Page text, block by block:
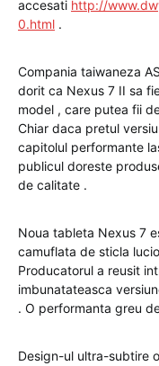
accesati http://
0.html .
Compania taiwaneza
dorit ca Nexus 7 II sa
model , care putea fii
Chiar daca pretul
capitolul performante
publicul doreste
de calitate .
Noua tableta Nexus 7
camuflata de sticla
Producatorul a reusit
imbunatateasca
. O performanta greu
Design-ul ultra-subtire